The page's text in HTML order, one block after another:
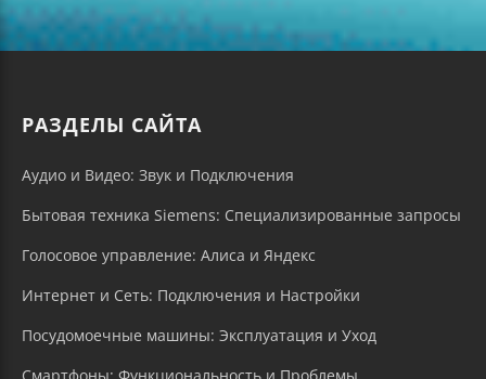
РАЗДЕЛЫ САЙТА
Аудио и Видео: Звук и Подключения
Бытовая техника Siemens: Специализированные запросы
Голосовое управление: Алиса и Яндекс
Интернет и Сеть: Подключения и Настройки
Посудомоечные машины: Эксплуатация и Уход